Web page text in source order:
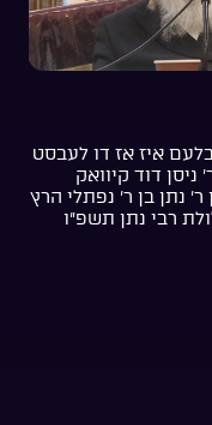
איז אז דו לעבסט
ניסן דוד קיוואק
נתן בן ר’ נפתלי הרץ
רבי נתן תשפ”ו